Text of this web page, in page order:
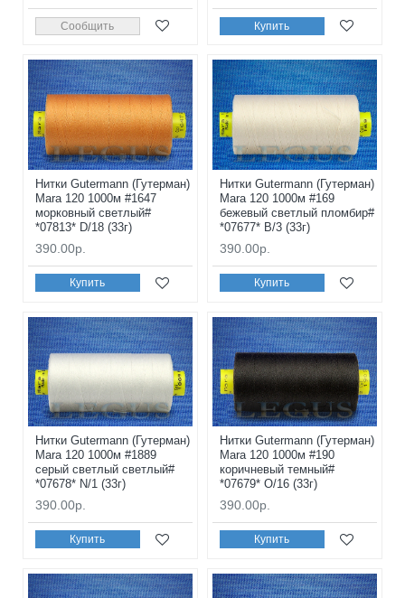
Сообщить Купить
Нитки Gutermann (Гутерман)
Mara 120 1000м #1647
морковный светлый#
*07813* D/18 (33г)
390.00р.
Купить
Нитки Gutermann (Гутерман)
Mara 120 1000м #169
бежевый светлый пломбир#
*07677* B/3 (33г)
390.00р.
Купить
Нитки Gutermann (Гутерман)
Mara 120 1000м #1889
серый светлый светлый#
*07678* N/1 (33г)
390.00р.
Купить
Нитки Gutermann (Гутерман)
Mara 120 1000м #190
коричневый темный#
*07679* O/16 (33г)
390.00р.
Купить